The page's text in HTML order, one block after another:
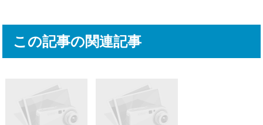
この記事の関連記事